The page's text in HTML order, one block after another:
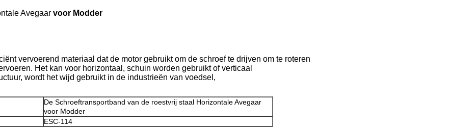
Avegaar voor Modder
vervoerend materiaal dat de motor gebruikt om de schroef te drijven om te roteren
Het kan voor horizontaal, schuin worden gebruikt of verticaal
wordt het wijd gebruikt in de industrieën van voedsel,
De Schroeftransportband van de roestvrij staal Horizontale Avegaar
voor Modder
ESC-114